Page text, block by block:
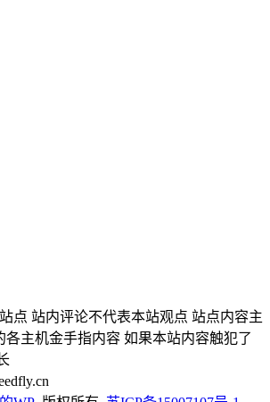
点 站内评论不代表本站观点 站点内容主
各主机金手指内容 如果本站内容触犯了